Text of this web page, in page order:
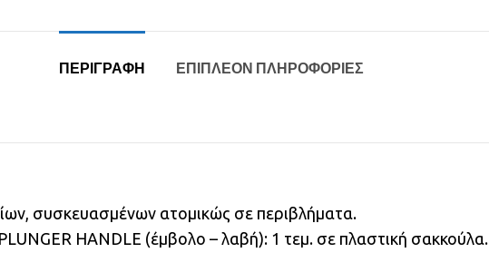
ΠΕΡΙΓΡΑΦΉ ΕΠΙΠΛΈΟΝ ΠΛΗΡΟΦΟΡΊΕΣ
συσκευασμένων ατομικώς σε περιβλήματα.
HANDLE (έμβολο – λαβή): 1 τεμ. σε πλαστική σακκούλα.